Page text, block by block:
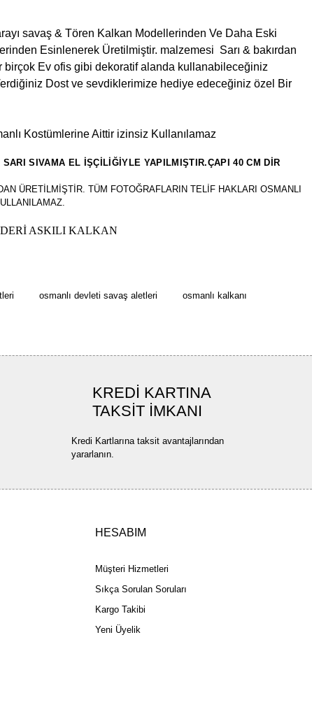
savaş & Tören Kalkan Modellerinden Ve Daha Eski
Esinlenerek Üretilmiştir. malzemesi Sarı & bakırdan
birçok Ev ofis gibi dekoratif alanda kullanabileceğiniz
Dost ve sevdiklerimize hediye edeceğiniz özel Bir
Kostümlerine Aittir izinsiz Kullanılamaz
SIVAMA EL İŞÇİLİĞİYLE YAPILMIŞTIR.ÇAPI 40 CM DİR
ÜRETİLMİŞTİR. TÜM FOTOĞRAFLARIN TELİF HAKLARI OSMANLI
ASKILI KALKAN
Bu ürüne ilk yorumu siz yapın!
olmalı.
osmanlı devleti savaş aletleri
osmanlı kalkanı
KREDİ KARTINA
TAKSİT İMKANI
Kredi Kartlarına taksit avantajlarından
yararlanın.
HESABIM
Müşteri Hizmetleri
Sıkça Sorulan Soruları
Kargo Takibi
Yeni Üyelik